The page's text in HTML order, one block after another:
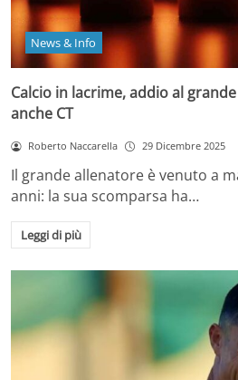
News & Info
Calcio in lacrime, addio al
anche CT
Roberto Naccarella 29 Dicembre 2025
Il grande allenatore è venuto a
anni: la sua scomparsa ha…
Leggi di più